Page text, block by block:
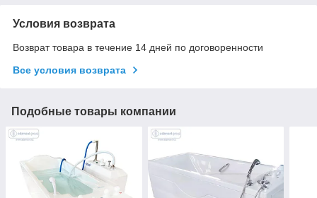
Условия возврата
Возврат товара в течение 14 дней по договоренности
Все условия возврата
Подобные товары компании